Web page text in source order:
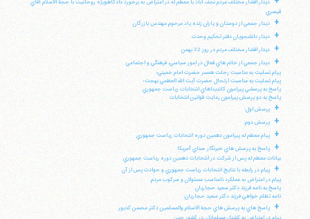
ديدار اقشار مختلف مردم نجف آباد با معظم له در اعتراض به برخورد دادگاهويژه روحانيت با حجة الاسلام آقاي
قيصري
+ ديدار جمعي از دوستان و ياران زنده ياد مرحوم مهندس بازرگان
+ ديدار دانشجويان دفتر تحكيم وحدت
+ ديدار اقشار مختلف مردم در روز 22 بهمن
+
ديدار جمعي از خانم هاي فعال در امور سياسي، فرهنگي و اجتماعي
پيام تسليت به مناسبت رحلت همسر حضرت امام خميني؛
پيام تسليت به مناسبت ارتحال حضرت آيت الله العظمي بهجت؛
پاسخ به پرسشي پيرامون كانديداهاي انتخابات رياست جمهوري
پاسخ به دو پرسش پيرامون رعايت قوانين انتخابات
+ پرسش اول:
+ پرسش دوم:
+ پيام معظم له پيرامون دهمين دوره انتخابات رياست جمهوري
+
پاسخ به پرسش هاي خبرنگار صداي آمريكا
بيانات معظم له پس از شركت در انتخابات دهمين دوره رياست جمهوري
+
پيام در رابطه با نتايج انتخابات رياست جمهوري و حوادث پس از آن
پيام در اعتراض به عملكرد نامناسب مسئولان و سركوب مردم
پاسخ به نامه فرزند دكتر سعيد حجاريان
نامه تظلم خواهي فرزند دكتر سعيد حجاريان:
+
پاسخ هاي به پرسش هاي حجة الاسلام والمسلمين دكتر محسن كديور